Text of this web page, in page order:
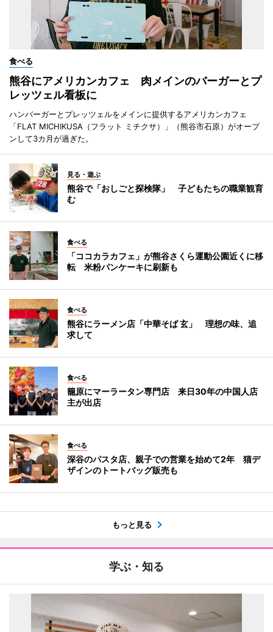
食べる
熊谷にアメリカンカフェ 肉メインのバーガーとプ
レッツェル看板に
ハンバーガーとプレッツェルをメインに提供するアメリカンカフェ
「FLAT MICHIKUSA（フラット ミチクサ）」（熊谷市石原）がオープ
ンして3カ月が過ぎた。
見る・遊ぶ
熊谷で「おしごと探検隊」 子どもたちの職業観育
む
食べる
「ココカラカフェ」が熊谷さくら運動公園近くに移
転 米粉パンケーキに刷新も
食べる
熊谷にラーメン店「中華そば 玄」 理想の味、追
求して
食べる
籠原にマーラータン専門店 来日30年の中国人店
主が出店
食べる
深谷のパスタ店、親子での営業を始めて2年 猫デ
ザインのトートバッグ販売も
もっと見る
学ぶ・知る